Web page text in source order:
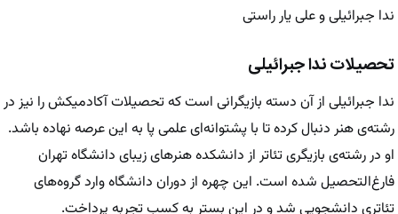
ندا جبرائیلی و علی یار راستی
تحصیلات ندا جبرائیلی
ندا جبرائیلی از آن دسته بازیگرانی است که تحصیلات آکادمیکش را نیز در
رشته‌ی هنر دنبال کرده تا با پشتوانه‌ای علمی پا به این عرصه نهاده باشد.
او در رشته‌ی بازیگری تئاتر از دانشکده هنرهای زیبای دانشگاه تهران
فارغ‌التحصیل شده است. این چهره از دوران دانشگاه وارد گروه‌های
تئاتری دانشجویی شد و در این بستر به کسب تجربه پرداخت.